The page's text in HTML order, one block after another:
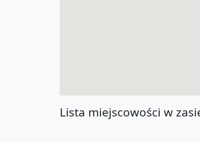
Lista miejscowości w